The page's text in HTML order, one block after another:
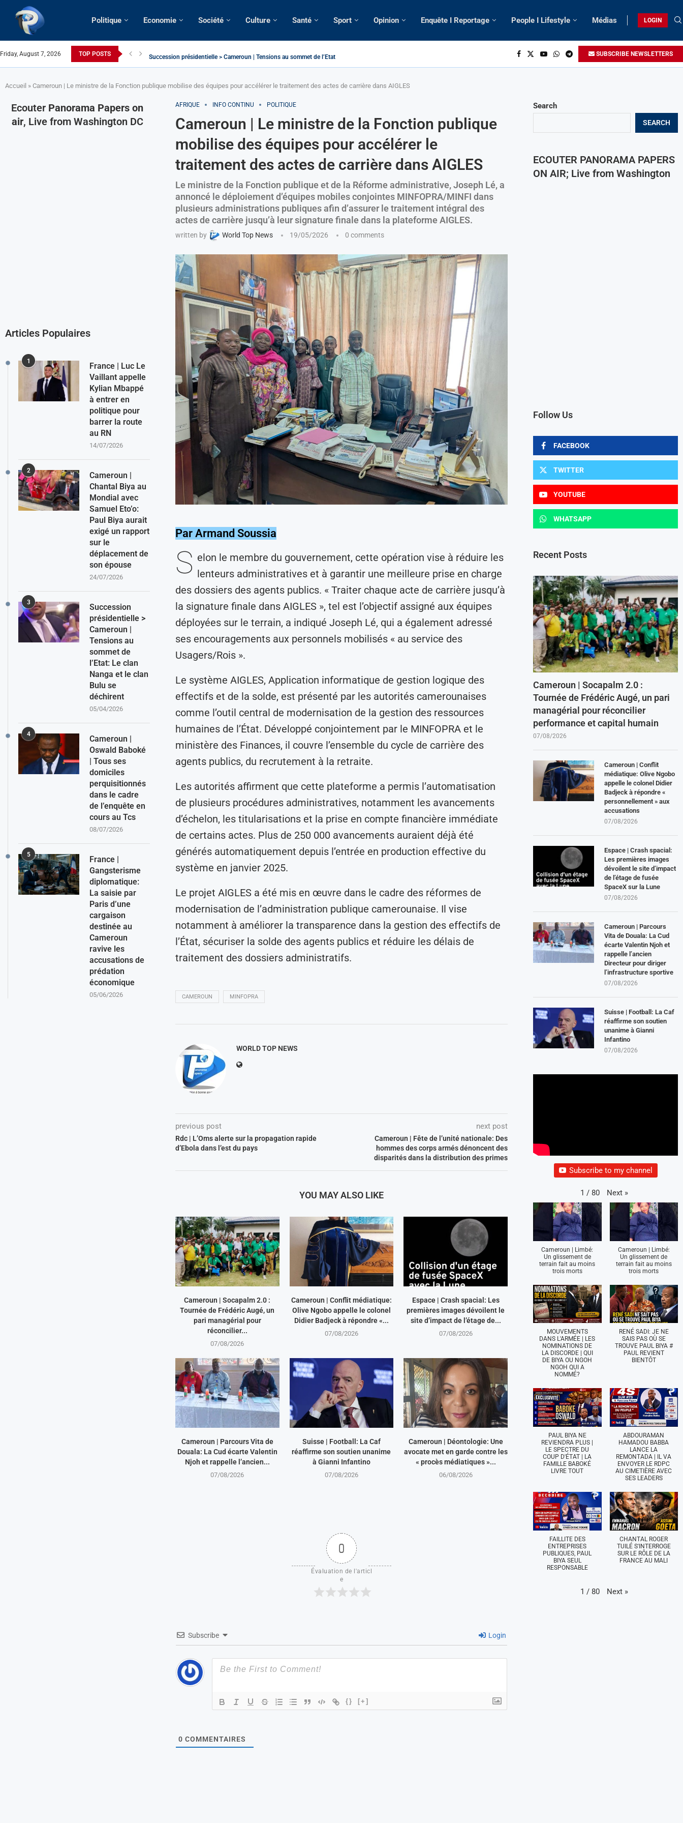
Politique Economie Société Culture Santé Sport Opinion Enquête I Reportage People I Lifestyle Médias LOGIN
Friday, August 7, 2026 TOP POSTS Succession présidentielle > Cameroun | Tensions au sommet de l’Etat: Le... SUBSCRIBE NEWSLETTERS
Accueil » Cameroun | Le ministre de la Fonction publique mobilise des équipes pour accélérer le traitement des actes de carrière dans AIGLES
AFRIQUE INFO CONTINU POLITIQUE
Cameroun | Le ministre de la Fonction publique
mobilise des équipes pour accélérer le
traitement des actes de carrière dans AIGLES
Le ministre de la Fonction publique et de la Réforme administrative, Joseph Lé, a
annoncé le déploiement d’équipes mobiles conjointes MINFOPRA/MINFI dans
plusieurs administrations publiques afin d’assurer le traitement intégral des
actes de carrière jusqu’à leur signature finale dans la plateforme AIGLES.
written by World Top News 19/05/2026 0 comments
Par Armand Soussia
S elon le membre du gouvernement, cette opération vise à réduire les
lenteurs administratives et à garantir une meilleure prise en charge
des dossiers des agents publics. « Traiter chaque acte de carrière jusqu’à
la signature finale dans AIGLES », tel est l’objectif assigné aux équipes
déployées sur le terrain, a indiqué Joseph Lé, qui a également adressé
ses encouragements aux personnels mobilisés « au service des
Usagers/Rois ».
Le système AIGLES, Application informatique de gestion logique des
effectifs et de la solde, est présenté par les autorités camerounaises
comme l’outil central de modernisation de la gestion des ressources
humaines de l’État. Développé conjointement par le MINFOPRA et le
ministère des Finances, il couvre l’ensemble du cycle de carrière des
agents publics, du recrutement à la retraite.
Les autorités affirment que cette plateforme a permis l’automatisation
de plusieurs procédures administratives, notamment les avancements
d’échelon, les titularisations et la prise en compte financière immédiate
de certains actes. Plus de 250 000 avancements auraient déjà été
générés automatiquement depuis l’entrée en production effective du
système en janvier 2025.
Le projet AIGLES a été mis en œuvre dans le cadre des réformes de
modernisation de l’administration publique camerounaise. Il vise
notamment à améliorer la transparence dans la gestion des effectifs de
l’État, sécuriser la solde des agents publics et réduire les délais de
traitement des dossiers administratifs.
CAMEROUN MINFOPRA
WORLD TOP NEWS
previous post
Rdc | L’Oms alerte sur la propagation rapide
d’Ebola dans l’est du pays
next post
Cameroun | Fête de l’unité nationale: Des
hommes des corps armés dénoncent des
disparités dans la distribution des primes
YOU MAY ALSO LIKE
Cameroun | Socapalm 2.0 :
Tournée de Frédéric Augé, un
pari managérial pour
réconcilier...
07/08/2026
Cameroun | Conflit médiatique:
Olive Ngobo appelle le colonel
Didier Badjeck à répondre «...
07/08/2026
Espace | Crash spacial: Les
premières images dévoilent le
site d’impact de l’étage de...
07/08/2026
Cameroun | Parcours Vita de
Douala: La Cud écarte Valentin
Njoh et rappelle l’ancien...
07/08/2026
Suisse | Football: La Caf
réaffirme son soutien unanime
à Gianni Infantino
07/08/2026
Cameroun | Déontologie: Une
avocate met en garde contre les
« procès médiatiques »...
06/08/2026
0
Évaluation de l'articl
e
Subscribe Login
{} [+]
0 COMMENTAIRES
Search
SEARCH
ECOUTER PANORAMA PAPERS
ON AIR; Live from Washington
Follow Us
FACEBOOK
TWITTER
YOUTUBE
WHATSAPP
Recent Posts
Cameroun | Socapalm 2.0 :
Tournée de Frédéric Augé, un pari
managérial pour réconcilier
performance et capital humain
07/08/2026
Cameroun | Conflit
médiatique: Olive Ngobo
appelle le colonel Didier
Badjeck à répondre «
personnellement » aux
accusations
07/08/2026
Espace | Crash spacial:
Les premières images
dévoilent le site d’impact
de l’étage de fusée
SpaceX sur la Lune
07/08/2026
Cameroun | Parcours
Vita de Douala: La Cud
écarte Valentin Njoh et
rappelle l’ancien
Directeur pour diriger
l’infrastructure sportive
07/08/2026
Suisse | Football: La Caf
réaffirme son soutien
unanime à Gianni
Infantino
07/08/2026
Subscribe to my channel
1 / 80 Next »
Cameroun | Limbé:
Un glissement de
terrain fait au moins
trois morts
Cameroun | Limbé:
Un glissement de
terrain fait au moins
trois morts
MOUVEMENTS
DANS L'ARMÉE | LES
NOMINATIONS DE
LA DISCORDE | QUI
DE BIYA OU NGOH
NGOH QUI A
NOMMÉ?
RENÉ SADI: JE NE
SAIS PAS OÙ SE
TROUVE PAUL BIYA #
PAUL REVIENT
BIENTÔT
PAUL BIYA NE
REVIENDRA PLUS |
LE SPECTRE DU
COUP D'ÉTAT | LA
FAMILLE BABOKÉ
LIVRE TOUT
ABDOURAMAN
HAMADOU BABBA
LANCE LA
REMONTADA | IL VA
ENVOYER LE RDPC
AU CIMETIÈRE AVEC
SES LEADERS
FAILLITE DES
ENTREPRISES
PUBLIQUES, PAUL
BIYA SEUL
RESPONSABLE
CHANTAL ROGER
TUILÉ S'INTERROGE
SUR LE RÔLE DE LA
FRANCE AU MALI
1 / 80 Next »
Ecouter Panorama Papers on
air, Live from Washington DC
Articles Populaires
1
France | Luc Le
Vaillant appelle
Kylian Mbappé
à entrer en
politique pour
barrer la route
au RN
14/07/2026
2
Cameroun |
Chantal Biya au
Mondial avec
Samuel Eto’o:
Paul Biya aurait
exigé un rapport
sur le
déplacement de
son épouse
24/07/2026
3
Succession
présidentielle >
Cameroun |
Tensions au
sommet de
l’Etat: Le clan
Nanga et le clan
Bulu se
déchirent
05/04/2026
4
Cameroun |
Oswald Baboké
| Tous ses
domiciles
perquisitionnés
dans le cadre
de l’enquête en
cours au Tcs
08/07/2026
5
France |
Gangsterisme
diplomatique:
La saisie par
Paris d’une
cargaison
destinée au
Cameroun
ravive les
accusations de
prédation
économique
05/06/2026